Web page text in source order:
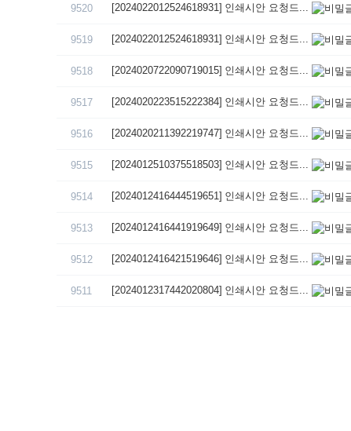
9520 [2024022012524618931] 인쇄시안 요청드...
9519 [2024022012524618931] 인쇄시안 요청드...
9518 [2024020722090719015] 인쇄시안 요청드...
9517 [2024020223515222384] 인쇄시안 요청드...
9516 [2024020211392219747] 인쇄시안 요청드...
9515 [2024012510375518503] 인쇄시안 요청드...
9514 [2024012416444519651] 인쇄시안 요청드...
9513 [2024012416441919649] 인쇄시안 요청드...
9512 [2024012416421519646] 인쇄시안 요청드...
9511 [2024012317442020804] 인쇄시안 요청드...